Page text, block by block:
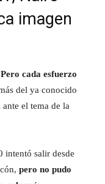
imagen
Pero cada esfuerzo
del ya conocido
el tema de la
intentó salir desde
pero no pudo